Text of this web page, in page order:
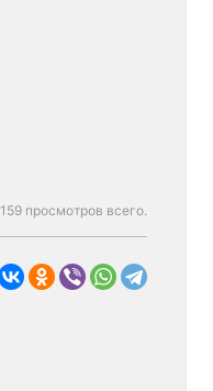
159 просмотров всего.